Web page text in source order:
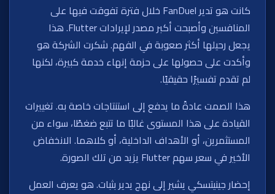
كانت هو تدير FanDuel خلال فترة تفوقت فيها على
المنافسين وأصبحت أكبر مصدر لإيرادات Flutter. هذا
يجعل رحيلها أكثر صعوبة في الفهم. شكرت الشركة هو
وأكدت على حصولها على حزمة إنهاء خدمة كبيرة، لكنها
لم تقدم تفسيرًا حقيقيًا.
هذا الصمت عادةً ما يدفع إلى استنتاجات خاصة به. تغييرات
القيادة على هذا المستوى غالبًا ما تتبع ضغطًا، سواء من
المستثمرين، أو الأهداف الداخلية، أو كلاهما. الانخفاض
الأخير في سعر سهم Flutter يزيد من تلك الصورة.
إحضار جينيتسكي يشير إلى نهج يدير بثبات. هو يعرف العمل